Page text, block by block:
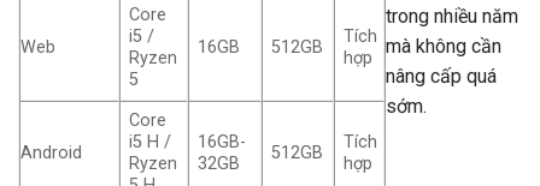
Web
Core
i5 /
Ryzen
5
16GB 512GB
Tích
hợp
Android
Core
i5 H /
Ryzen
16GB-
32GB
512GB
Tích
hợp
trong nhiều năm
mà không cần
nâng cấp quá
sớm.